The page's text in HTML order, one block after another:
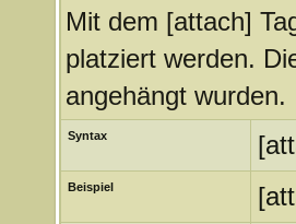
Mit dem [attach]
platziert werden.
angehängt wurden.
Syntax
Beispiel